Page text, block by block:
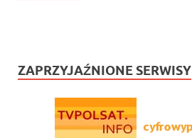
ZAPRZYJAŹNIONE SERWISY